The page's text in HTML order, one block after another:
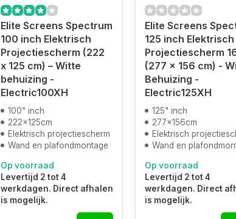
Elite Screens Spectrum
100 inch Elektrisch
Projectiescherm (222
x 125 cm) – Witte
behuizing -
Electric100XH
100" inch
222x125cm
Elektrisch projectiescherm
Wand en plafondmontage
Op voorraad
Levertijd 2 tot 4
werkdagen. Direct afhalen
is mogelijk.
Elite Screens
125 inch Elektrisch
Projectiescherm
(277 x 156 cm) -
Behuizing -
Electric125XH
125" inch
277x156cm
Elektrisch
Wand en
Op voorraad
Levertijd 2 tot 4
werkdagen. Direct
is mogelijk.